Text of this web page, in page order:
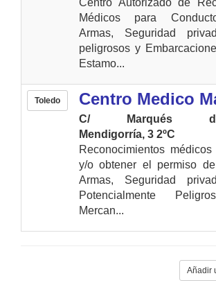
Centro Autorizado de
Médicos para
Armas, Seguridad
peligrosos y
Estamo...
Toledo Centro Medico
C/ Marqués
Mendigorría, 3 2ºC
Reconocimientos
y/o obtener el permiso
Armas, Seguridad
Potencialmente
Mercan...
Añadir